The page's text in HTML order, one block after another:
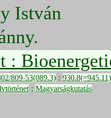
István
:
809-53(089.3) ;
; Magyarságkutatás